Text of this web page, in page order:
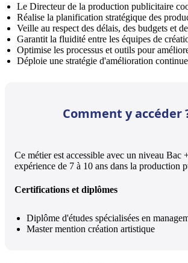
Le Directeur de la production publicitaire
Réalise la planification stratégique des
Veille au respect des délais, des budgets et
Garantit la fluidité entre les équipes de
Optimise les processus et outils pour
Déploie une stratégie d'amélioration continue
Comment y accéder
Ce métier est accessible avec un niveau Bac
expérience de 7 à 10 ans dans la production
Certifications et diplômes
Diplôme d'études spécialisées en
Master mention création artistique